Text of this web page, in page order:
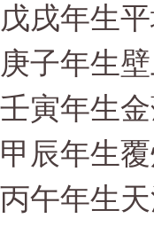
戊戌年生
庚子年生
壬寅年生
甲辰年生
丙午年生